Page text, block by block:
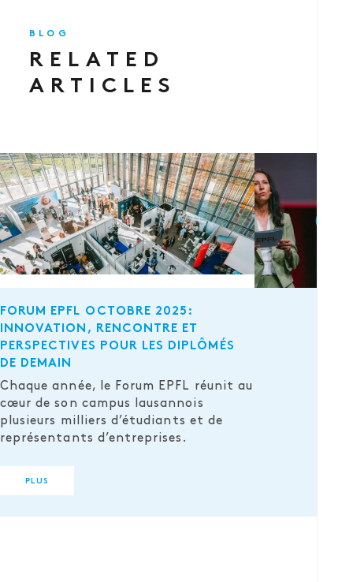
BLOG
RELATED
ARTICLES
FORUM EPFL OCTOBRE 2025:
INNOVATION, RENCONTRE ET
PERSPECTIVES POUR LES DIPLÔMÉS
DE DEMAIN
Chaque année, le Forum EPFL réunit au
cœur de son campus lausannois
plusieurs milliers d’étudiants et de
représentants d’entreprises.
PLUS